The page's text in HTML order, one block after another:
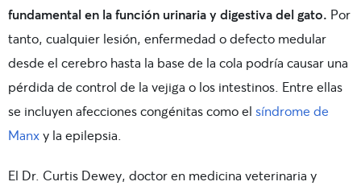
fundamental en la función urinaria y digestiva del gato. Por
tanto, cualquier lesión, enfermedad o defecto medular
desde el cerebro hasta la base de la cola podría causar una
pérdida de control de la vejiga o los intestinos. Entre ellas
se incluyen afecciones congénitas como el síndrome de
Manxy la epilepsia.
El Dr. Curtis Dewey, doctor en medicina veterinaria y